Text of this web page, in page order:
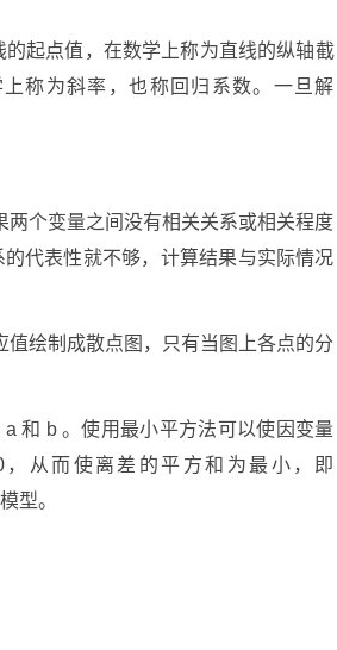
的起点值，在数学上称为直线的纵轴截
称为斜率，也称回归系数。一旦解
两个变量之间没有相关关系或相关程度
代表性就不够，计算结果与实际情况
值绘制成散点图，只有当图上各点的分
a 和 b 。使用最小平方法可以使因变量
，从而使离差的平方和为最小，即
型。